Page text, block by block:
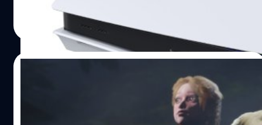
ภควัต ขจิตวิชยานุกูล
Read More
Dimfrost Studio เผยคลิปเกมเพลย์ใหม่ของ
Bramble: The Mountain King